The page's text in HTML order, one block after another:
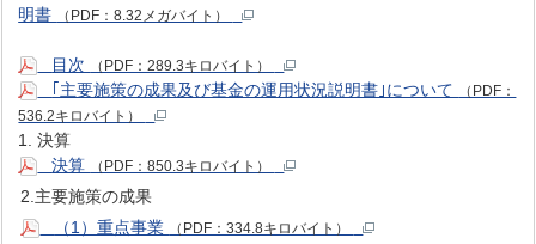
明書
（PDF：8.32メガバイト）
目次 （PDF：289.3キロバイト）
｢主要施策の成果及び基金の運用状況説明書｣について
（PDF：
536.2キロバイト）
1.決算
決算
（PDF：850.3キロバイト）
2.主要施策の成果
（1）重点事業
（PDF：334.8キロバイト）